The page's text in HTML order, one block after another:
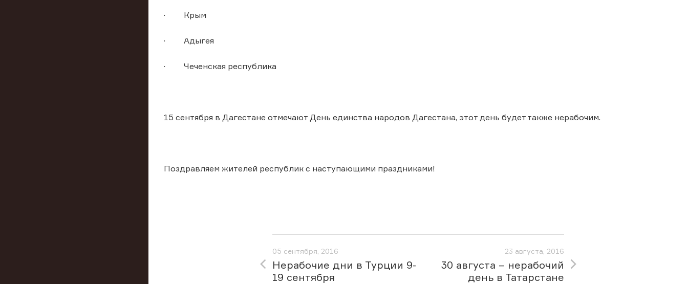
· Крым
· Адыгея
· Чеченская республика
15 сентября в Дагестане отмечают День единства народов Дагестана, этот день будет также нерабочим.
Поздравляем жителей республик с наступающими праздниками!
05 сентября, 2016
Нерабочие дни в Турции 9-
19 сентября
23 августа, 2016
30 августа – нерабочий
день в Татарстане